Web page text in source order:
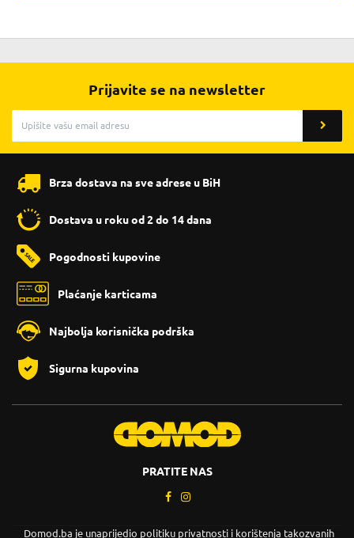
Prijavite se na newsletter
Brza dostava na sve adrese u BiH
Dostava u roku od 2 do 14 dana
Pogodnosti kupovine
Plaćanje karticama
Najbolja korisnička podrška
Sigurna kupovina
PRATITE NAS
Domod.ba je unaprijedio politiku privatnosti i korištenja takozvanih